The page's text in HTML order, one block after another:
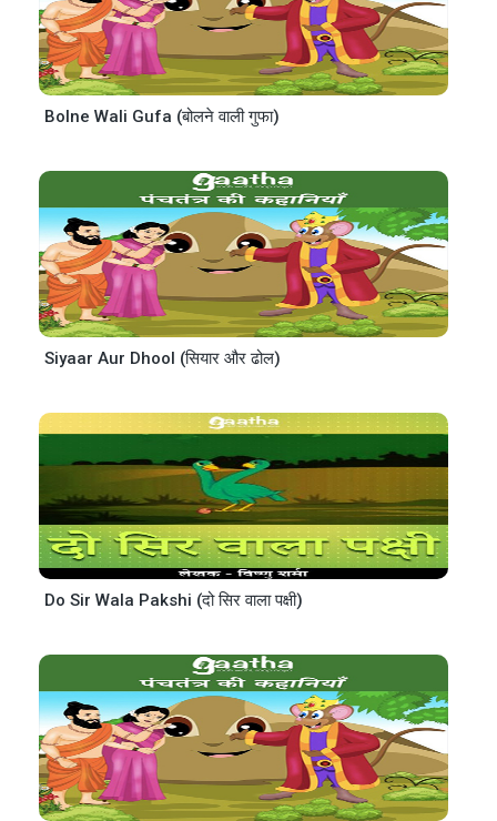
Bolne Wali Gufa (बोलने वाली गुफा)
Siyaar Aur Dhool (सियार और ढोल)
Do Sir Wala Pakshi (दो सिर वाला पक्षी)